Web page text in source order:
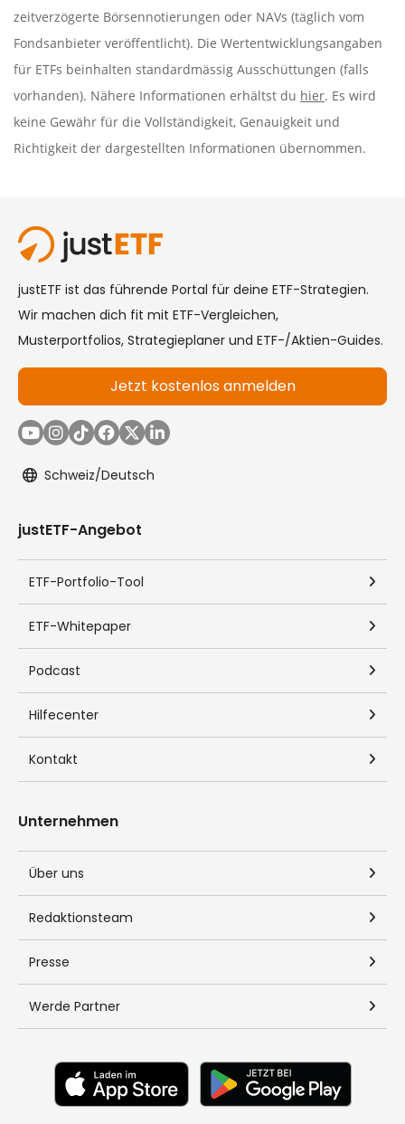
zeitverzögerte Börsennotierungen oder NAVs (täglich vom
Fondsanbieter veröffentlicht). Die Wertentwicklungsangaben
für ETFs beinhalten standardmässig Ausschüttungen (falls
vorhanden). Nähere Informationen erhältst du hier. Es wird
keine Gewähr für die Vollständigkeit, Genauigkeit und
Richtigkeit der dargestellten Informationen übernommen.